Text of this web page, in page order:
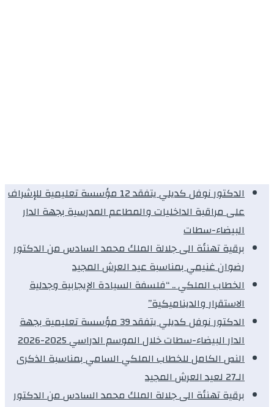
الدكتور نوفل كديلي يتفقد 12 مؤسسة تعليمية للإشراف
على مراقبة الداخليات والمطاعم المدرسية بجهة الدار
البيضاء-سطات
برقية تهنئة الى جلالة الملك محمد السادس من الدكتور
رضوان غنيمي بمناسبة عيد العرش المجيد
الخطاب الملكي .. “فلسفة السيادة الإيجابية وجدلية
الاستقرار والديناميكية”
الدكتور نوفل كديلي يتفقد 39 مؤسسة تعليمية بجهة
الدار البيضاء-سطات خلال الموسم الدراسي 2025-2026
النص الكامل للخطاب الملكي السامي بمناسبة الذكرى
الـ27 لعيد العرش المجيد
برقية تهنئة الى جلالة الملك محمد السادس من الدكتور